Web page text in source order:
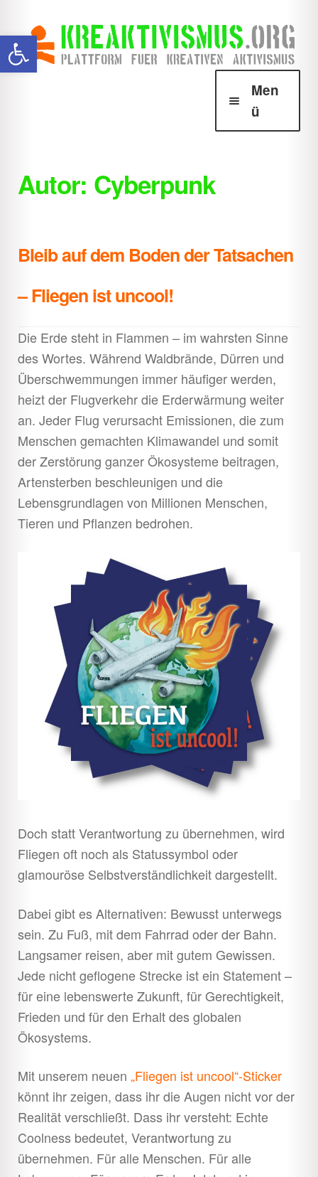
Werkzeugleiste öffnen Zur
Navigation
springen
Zum
Inhalt
springen
Men
ü
Howtos
öffnen
Autor: Cyberpunk
Bleib auf dem Boden der Tatsachen
– Fliegen ist uncool!
Die Erde steht in Flammen – im wahrsten Sinne
des Wortes. Während Waldbrände, Dürren und
Überschwemmungen immer häufiger werden,
heizt der Flugverkehr die Erderwärmung weiter
an. Jeder Flug verursacht Emissionen, die zum
Menschen gemachten Klimawandel und somit
der Zerstörung ganzer Ökosysteme beitragen,
Artensterben beschleunigen und die
Lebensgrundlagen von Millionen Menschen,
Tieren und Pflanzen bedrohen.
Doch statt Verantwortung zu übernehmen, wird
Fliegen oft noch als Statussymbol oder
glamouröse Selbstverständlichkeit dargestellt.
Dabei gibt es Alternativen: Bewusst unterwegs
sein. Zu Fuß, mit dem Fahrrad oder der Bahn.
Langsamer reisen, aber mit gutem Gewissen.
Jede nicht geflogene Strecke ist ein Statement –
für eine lebenswerte Zukunft, für Gerechtigkeit,
Frieden und für den Erhalt des globalen
Ökosystems.
Mit unserem neuen„Fliegen ist uncool“-Sticker
könnt ihr zeigen, dass ihr die Augen nicht vor der
Realität verschließt. Dass ihr versteht: Echte
Coolness bedeutet, Verantwortung zu
übernehmen. Für alle Menschen. Für alle